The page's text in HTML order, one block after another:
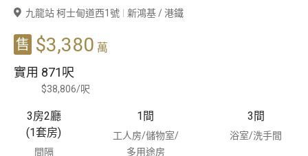
豪宅專家
豪宅分行
九龍站 柯士甸道西1號 新鴻基 / 港鐵
售 $3,380 萬
實用 871呎
$38,806/呎
3房2廳
(1套房)
間隔
1 間
工人房/儲物室/
多用途房
3 間
浴室/洗手間